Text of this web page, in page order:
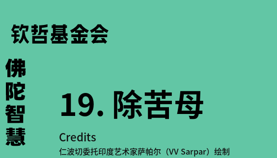
19. 除苦母
Credits
仁波切委托印度艺术家萨帕尔（VV Sarpar）绘制